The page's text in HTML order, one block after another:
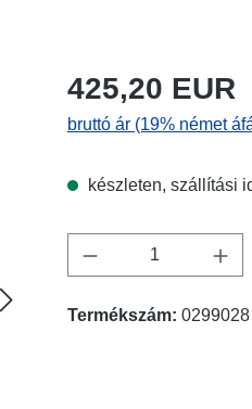
425,20 EUR
bruttó ár (19% német
készleten, szállítási
Termékszám: 0299028